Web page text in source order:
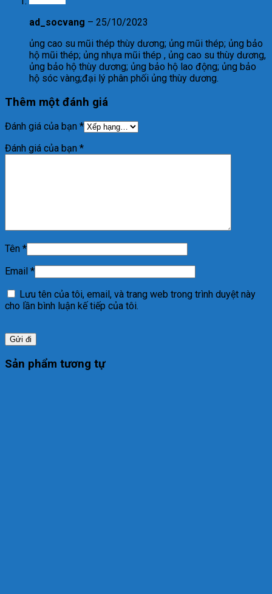
ad_socvang – 25/10/2023
ủng cao su mũi thép thùy dương; ủng mũi thép; ủng bảo
hộ mũi thép; ủng nhựa mũi thép , ủng cao su thùy dương,
ủng bảo hộ thùy dương; ủng bảo hộ lao động; ủng bảo
hộ sóc vàng;đại lý phân phối ủng thùy dương.
Thêm một đánh giá
Đánh giá của bạn *
Đánh giá của bạn *
Tên *
Email *
Lưu tên của tôi, email, và trang web trong trình duyệt này
cho lần bình luận kế tiếp của tôi.
Sản phẩm tương tự